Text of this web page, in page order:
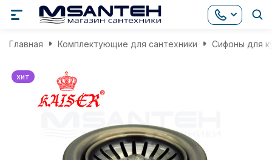
Главная Комплектующие для сантехники Сифоны для
хит